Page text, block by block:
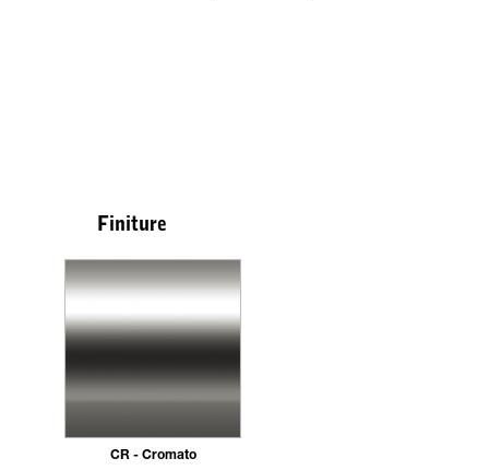
Finiture
CR - Cromato